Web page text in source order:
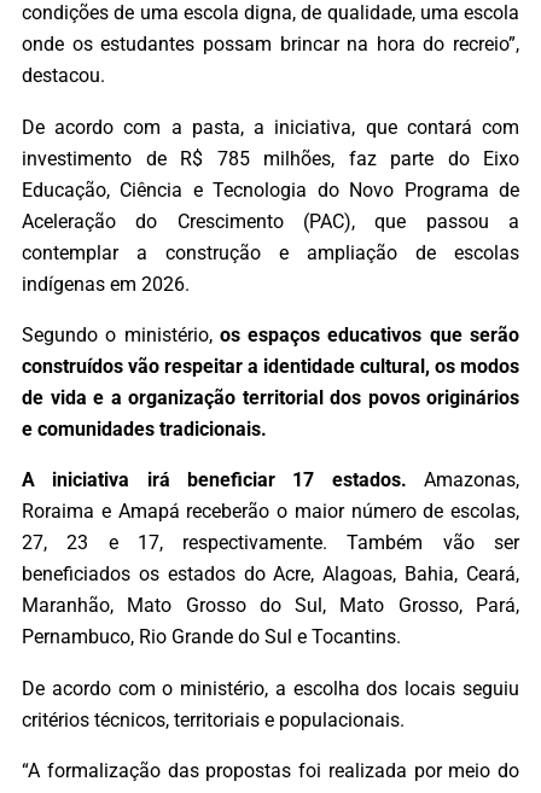
condições de uma escola digna, de qualidade, uma escola
onde os estudantes possam brincar na hora do recreio”,
destacou.
De acordo com a pasta, a iniciativa, que contará com
investimento de R$ 785 milhões, faz parte do Eixo
Educação, Ciência e Tecnologia do Novo Programa de
Aceleração do Crescimento (PAC), que passou a
contemplar a construção e ampliação de escolas
indígenas em 2026.
Segundo o ministério, os espaços educativos que serão
construídos vão respeitar a identidade cultural, os modos
de vida e a organização territorial dos povos originários
e comunidades tradicionais.
A iniciativa irá beneficiar 17 estados. Amazonas,
Roraima e Amapá receberão o maior número de escolas,
27, 23 e 17, respectivamente. Também vão ser
beneficiados os estados do Acre, Alagoas, Bahia, Ceará,
Maranhão, Mato Grosso do Sul, Mato Grosso, Pará,
Pernambuco, Rio Grande do Sul e Tocantins.
De acordo com o ministério, a escolha dos locais seguiu
critérios técnicos, territoriais e populacionais.
“A formalização das propostas foi realizada por meio do